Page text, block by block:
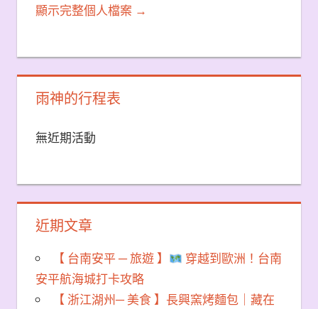
顯示完整個人檔案 →
雨神的行程表
無近期活動
近期文章
【 台南安平 ─ 旅遊 】
穿越到歐洲！台南
安平航海城打卡攻略
【 浙江湖州─ 美食 】長興窯烤麵包｜藏在